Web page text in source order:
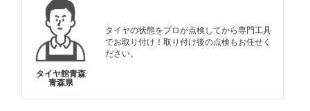
タイヤ館青森
青森県
タイヤの状態をプロが点検してから専門工具
でお取り付け！取り付け後の点検もお任せく
ださい。